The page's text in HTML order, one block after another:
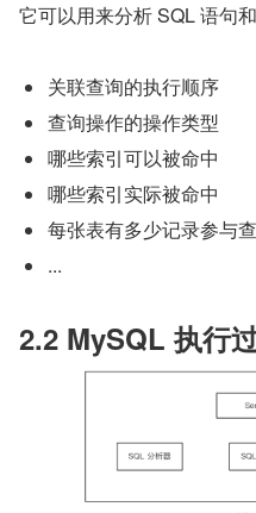
它可以用来分析 SQL 语句
关联查询的执行顺序
查询操作的操作类型
哪些索引可以被命中
哪些索引实际被命中
每张表有多少记录参与
...
2.2 MySQL 执行